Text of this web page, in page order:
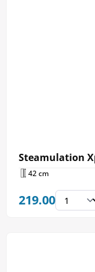
Steamulation
42 cm
219.00